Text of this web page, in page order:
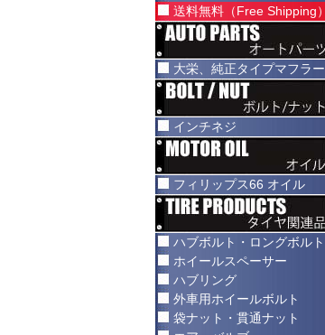
送料無料（Free Shipping）
大栄、純正タイプマフラー
インチネジ
フィリップス66 オイル
ハブボルト・ロングボルト
ホイールスペーサー
ハブリング
外車用ホイールボルト
袋ナット・貫通ナット